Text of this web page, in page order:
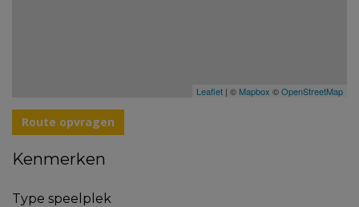
Leaflet | © Mapbox ©OpenStreetMap
Route opvragen
Kenmerken
Type speelplek